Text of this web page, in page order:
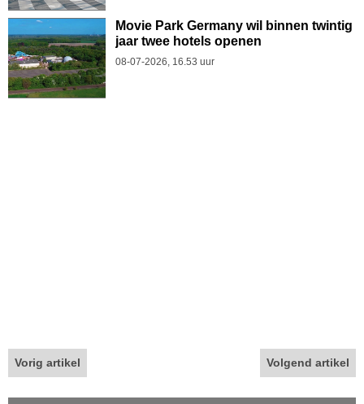
Movie Park Germany wil binnen twintig
jaar twee hotels openen
08-07-2026, 16.53 uur
Vorig artikel Volgend artikel